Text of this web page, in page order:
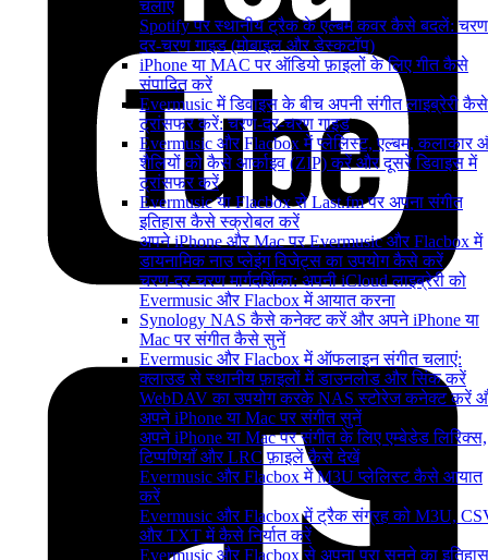
चलाएं
Spotify पर स्थानीय ट्रैक के एल्बम कवर कैसे बदलें:
दर-चरण गाइड (मोबाइल और डेस्कटॉप)
iPhone या MAC पर ऑडियो फ़ाइलों के लिए गीत कैसे
संपादित करें
Evermusic में डिवाइस के बीच अपनी संगीत लाइब्रेरी कैसे
ट्रांसफर करें: चरण-दर-चरण गाइड
Evermusic और Flacbox में प्लेलिस्ट, एल्बम, कलाकार
शैलियों को कैसे आर्काइव (ZIP) करें और दूसरे डिवाइस में
ट्रांसफर करें
Evermusic या Flacbox से Last.fm पर अपना संगीत
इतिहास कैसे स्क्रोबल करें
अपने iPhone और Mac पर Evermusic और Flacbox में
डायनामिक नाउ प्लेइंग विजेट्स का उपयोग कैसे करें
चरण-दर-चरण मार्गदर्शिका: अपनी iCloud लाइब्रेरी को
Evermusic और Flacbox में आयात करना
Synology NAS कैसे कनेक्ट करें और अपने iPhone या
Mac पर संगीत कैसे सुनें
Evermusic और Flacbox में ऑफलाइन संगीत चलाएं:
क्लाउड से स्थानीय फ़ाइलों में डाउनलोड और सिंक करें
WebDAV का उपयोग करके NAS स्टोरेज कनेक्ट करें
अपने iPhone या Mac पर संगीत सुनें
अपने iPhone या Mac पर संगीत के लिए एम्बेडेड लिरिक्स,
टिप्पणियाँ और LRC फ़ाइलें कैसे देखें
Evermusic और Flacbox में M3U प्लेलिस्ट कैसे आयात
करें
Evermusic और Flacbox में ट्रैक संग्रह को M3U,
और TXT में कैसे निर्यात करें
Evermusic और Flacbox से अपना पूरा सुनने का इतिहास